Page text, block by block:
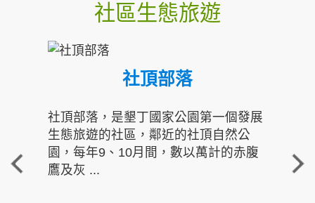
社區生態旅遊
社頂部落
社頂部落，是墾丁國家公園第一個發展
生態旅遊的社區，鄰近的社頂自然公
園，每年9、10月間，數以萬計的赤腹
鷹及灰 ...
重
走進